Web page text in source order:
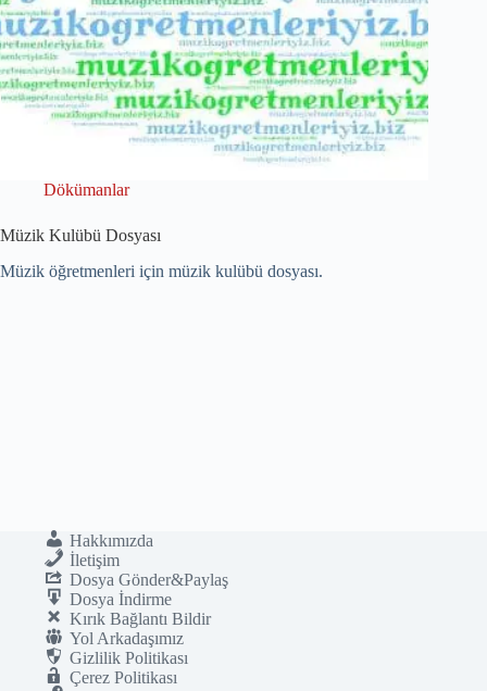
Dökümanlar
Müzik Kulübü Dosyası
Müzik öğretmenleri için müzik kulübü dosyası.
Hakkımızda
İletişim
Dosya Gönder&Paylaş
Dosya İndirme
Kırık Bağlantı Bildir
Yol Arkadaşımız
Gizlilik Politikası
Çerez Politikası